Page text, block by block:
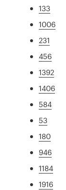
133
1006
231
456
1392
1406
584
53
180
946
1184
1916